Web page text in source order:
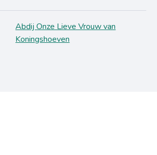
Abdij Onze Lieve Vrouw van
Koningshoeven